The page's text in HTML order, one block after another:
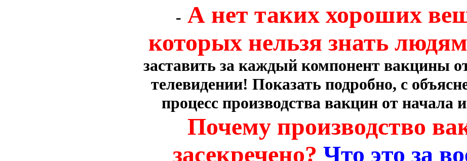
- А нет таких хороших
которых нельзя знать
заставить за каждый компонент вакцины
телевидении! Показать подробно, с
процесс производства вакцин от начала
Почему производство
засекречено? Что это за